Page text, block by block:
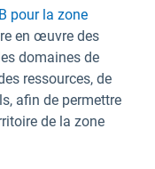
pour la zone
en œuvre des
domaines de
ressources, de
afin de permettre
de la zone